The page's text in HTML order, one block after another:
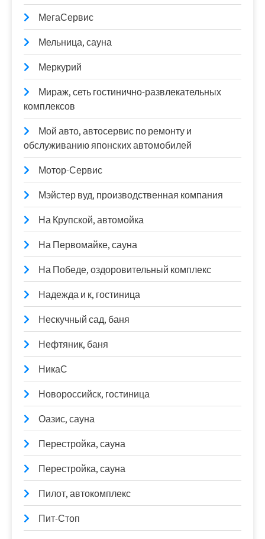
МегаСервис
Мельница, сауна
Меркурий
Мираж, сеть гостинично-развлекательных
комплексов
Мой авто, автосервис по ремонту и
обслуживанию японских автомобилей
Мотор-Сервис
Мэйстер вуд, производственная компания
На Крупской, автомойка
На Первомайке, сауна
На Победе, оздоровительный комплекс
Надежда и к, гостиница
Нескучный сад, баня
Нефтяник, баня
НикаС
Новороссийск, гостиница
Оазис, сауна
Перестройка, сауна
Перестройка, сауна
Пилот, автокомплекс
Пит-Стоп